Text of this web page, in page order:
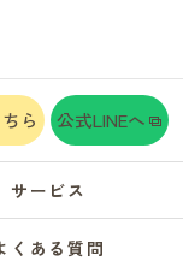
ら 公式LINEへ
サービス
くある質問